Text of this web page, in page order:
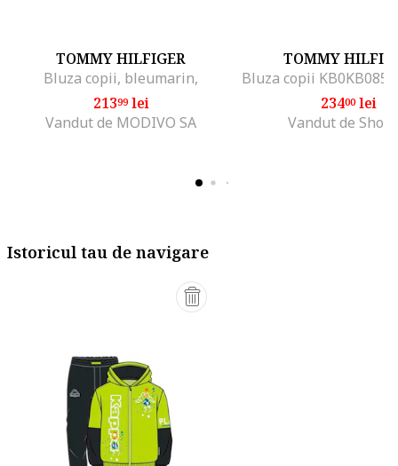
TOMMY HILFIGER
Bluza copii, bleumarin,
21399lei
Vandut de MODIVO SA
TOMMY
23400lei
Vandut de
Istoricul tau de navigare